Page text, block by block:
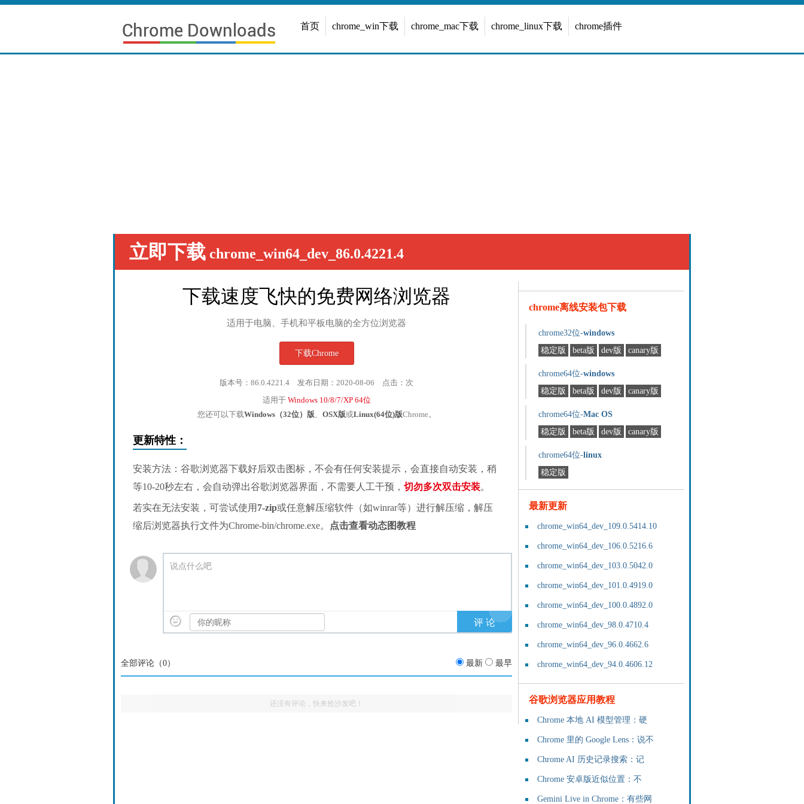
首页 chrome_win下载 chrome_mac下载 chrome_linux下载 chrome插件
立即下载 chrome_win64_dev_86.0.4221.4
下载速度飞快的免费网络浏览器
适用于电脑、手机和平板电脑的全方位浏览器
下载Chrome
版本号：86.0.4221.4 发布日期：2020-08-06 点击： 次
适用于 Windows 10/8/7/XP 64位
您还可以下载Windows（32位）版、 OSX版或Linux(64位)版Chrome。
更新特性：
安装方法：谷歌浏览器下载好后双击图标，不会有任何安装提示，会直接自动安装，稍
等10-20秒左右，会自动弹出谷歌浏览器界面，不需要人工干预， 切勿多次双击安装。
若实在无法安装，可尝试使用 7-zip或任意解压缩软件（如winrar等）进行解压缩，解压
缩后浏览器执行文件为Chrome-bin/chrome.exe。
点击查看动态图教程
说点什么吧
全部评论（0） 最新 最早
还没有评论，快来抢沙发吧！
chrome离线安装包下载
chrome32位-windows
稳定版
beta版 dev版 canary版
chrome64位-windows
稳定版
beta版 dev版 canary版
chrome64位-Mac OS
稳定版
beta版 dev版 canary版
chrome64位-linux
稳定版
最新更新
chrome_win64_dev_109.0.5414.10
chrome_win64_dev_106.0.5216.6
chrome_win64_dev_103.0.5042.0
chrome_win64_dev_101.0.4919.0
chrome_win64_dev_100.0.4892.0
chrome_win64_dev_98.0.4710.4
chrome_win64_dev_96.0.4662.6
chrome_win64_dev_94.0.4606.12
谷歌浏览器应用教程
Chrome 本地 AI 模型管理：硬
Chrome 里的 Google Lens：说不
Chrome AI 历史记录搜索：记
Chrome 安卓版近似位置：不
Gemini Live in Chrome：有些网